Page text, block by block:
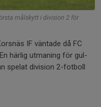
målskytt i division 2 för
IF väntade då FC
härlig utmaning för gul-
spelat division 2-fotboll